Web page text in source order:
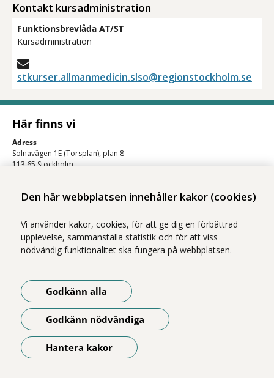
Den här webbplatsen innehåller kakor (cookies)
Vi använder kakor, cookies, för att ge dig en förbättrad
upplevelse, sammanställa statistik och för att viss
nödvändig funktionalitet ska fungera på webbplatsen.
Godkänn alla
Godkänn nödvändiga
Hantera kakor
Kontakt kursadministration
Funktionsbrevlåda AT/ST
Kursadministration
stkurser.allmanmedicin.slso@regionstockholm.se
Här finns vi
Adress
Solnavägen 1E (Torsplan), plan 8
113 65 Stockholm
Vi ingår i Stockholms läns sjukvårdsområde som erbjuder hälso- och
sjukvård i Region Stockholms regi.
Om webbplatsen
Tillgänglighetsredogörelse